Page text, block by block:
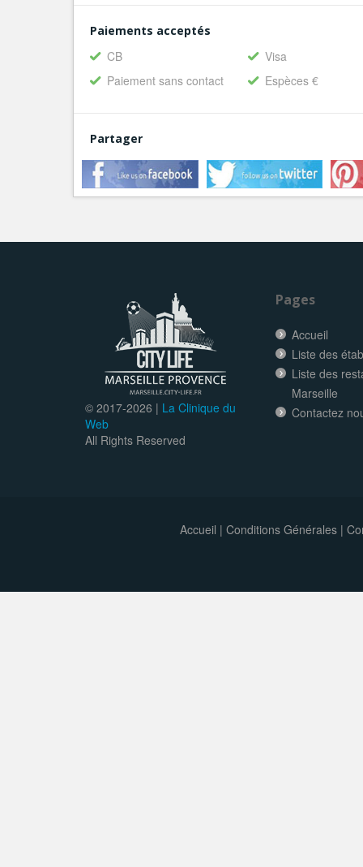
Paiements acceptés
CB
Visa
Paiement sans contact
Espèces €
Partager
© 2017-2026 | La Clinique du
Web
All Rights Reserved
Pages
Accueil
Liste des
Liste des
Marseille
Contactez
Accueil | Conditions Générales|